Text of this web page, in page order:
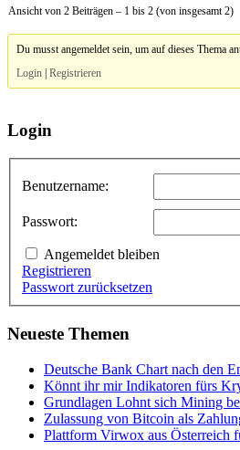
Ansicht von 2 Beiträgen – 1 bis 2 (von insgesamt 2)
Du musst angemeldet sein, um auf dieses Thema
Login |Registrieren
Login
Benutzername:
Passwort:
Angemeldet bleiben
Registrieren
Passwort zurücksetzen
Neueste Themen
Deutsche Bank Chart nach den
Könnt ihr mir Indikatoren fürs
Grundlagen Lohnt sich Mining
Zulassung von Bitcoin als
Plattform Virwox aus Österreich